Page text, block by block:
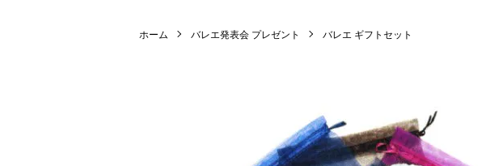
ホーム バレエ発表会 プレゼント バレエ ギフトセット